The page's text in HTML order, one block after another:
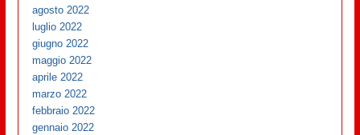
agosto 2022
luglio 2022
giugno 2022
maggio 2022
aprile 2022
marzo 2022
febbraio 2022
gennaio 2022